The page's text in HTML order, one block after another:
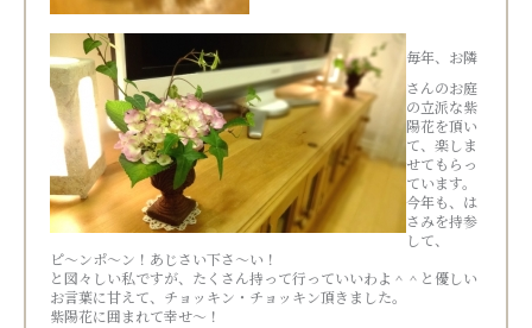
毎年、お隣
さんのお庭
の立派な紫
陽花を頂い
て、楽しま
せてもらっ
ています。
今年も、は
さみを持参
して、
ピ～ンポ～ン！あじさい下さ～い！
と図々しい私ですが、たくさん持って行っていいわよ＾＾と優しい
お言葉に甘えて、チョッキン・チョッキン頂きました。
紫陽花に囲まれて幸せ～！